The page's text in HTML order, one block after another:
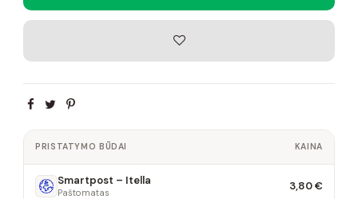
PRISTATYMO BŪDAI KAINA
Smartpost – Itella
Paštomatas 3,80 €